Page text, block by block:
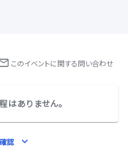
このイベントに関する問い合わせ
はありません。
認